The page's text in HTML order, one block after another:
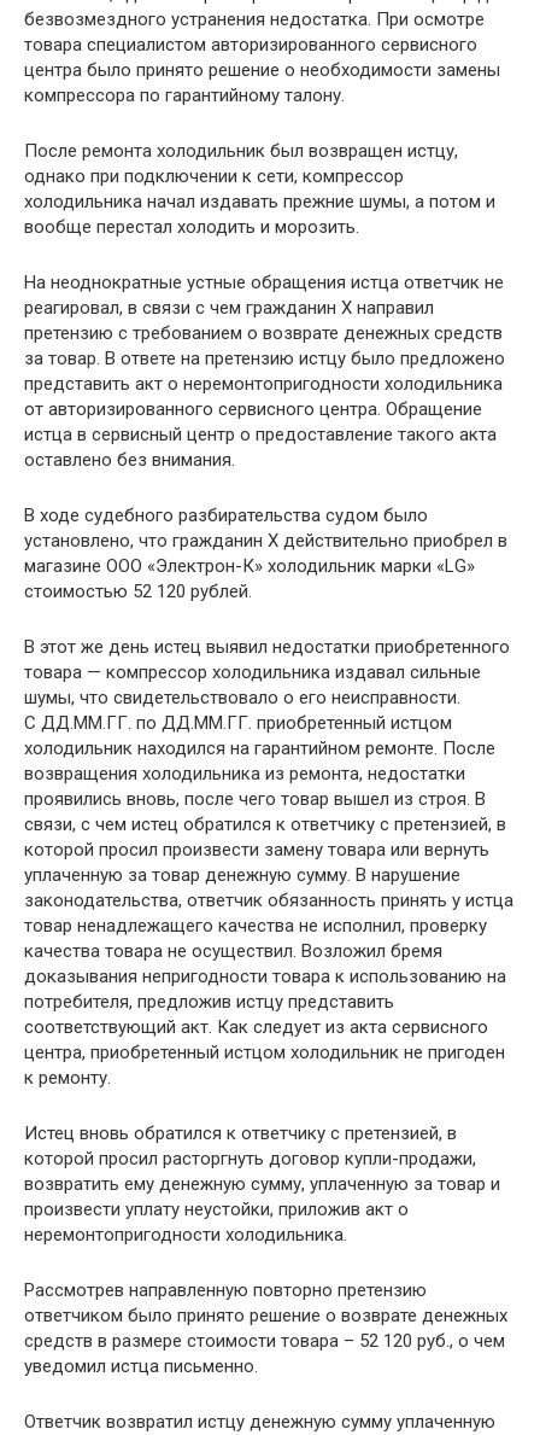
безвозмездного устранения недостатка. При осмотре
товара специалистом авторизированного сервисного
центра было принято решение о необходимости замены
компрессора по гарантийному талону.
После ремонта холодильник был возвращен истцу,
однако при подключении к сети, компрессор
холодильника начал издавать прежние шумы, а потом и
вообще перестал холодить и морозить.
На неоднократные устные обращения истца ответчик не
реагировал, в связи с чем гражданин Х направил
претензию с требованием о возврате денежных средств
за товар. В ответе на претензию истцу было предложено
представить акт о неремонтопригодности холодильника
от авторизированного сервисного центра. Обращение
истца в сервисный центр о предоставление такого акта
оставлено без внимания.
В ходе судебного разбирательства судом было
установлено, что гражданин Х действительно приобрел в
магазине ООО «Электрон-К» холодильник марки «LG»
стоимостью 52 120 рублей.
В этот же день истец выявил недостатки приобретенного
товара — компрессор холодильника издавал сильные
шумы, что свидетельствовало о его неисправности.
С ДД.ММ.ГГ. по ДД.ММ.ГГ. приобретенный истцом
холодильник находился на гарантийном ремонте. После
возвращения холодильника из ремонта, недостатки
проявились вновь, после чего товар вышел из строя. В
связи, с чем истец обратился к ответчику с претензией, в
которой просил произвести замену товара или вернуть
уплаченную за товар денежную сумму. В нарушение
законодательства, ответчик обязанность принять у истца
товар ненадлежащего качества не исполнил, проверку
качества товара не осуществил. Возложил бремя
доказывания непригодности товара к использованию на
потребителя, предложив истцу представить
соответствующий акт. Как следует из акта сервисного
центра, приобретенный истцом холодильник не пригоден
к ремонту.
Истец вновь обратился к ответчику с претензией, в
которой просил расторгнуть договор купли-продажи,
возвратить ему денежную сумму, уплаченную за товар и
произвести уплату неустойки, приложив акт о
неремонтопригодности холодильника.
Рассмотрев направленную повторно претензию
ответчиком было принято решение о возврате денежных
средств в размере стоимости товара – 52 120 руб., о чем
уведомил истца письменно.
Ответчик возвратил истцу денежную сумму уплаченную